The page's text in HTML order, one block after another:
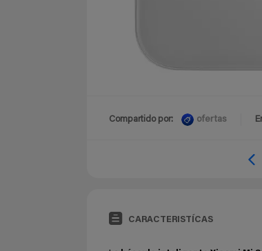
Compartido por: ofertas
CARACTERISTÍCAS